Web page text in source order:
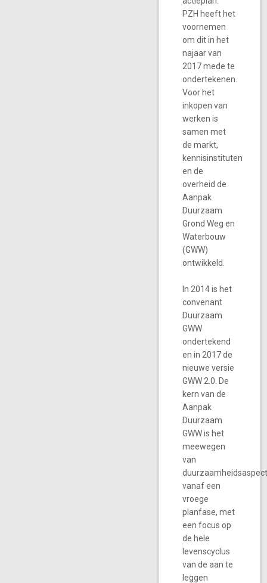
PZH heeft het
voornemen
om dit in het
najaar van
2017 mede te
ondertekenen.
Voor het
inkopen van
werken is
samen met
de markt,
kennisinstituten
en de
overheid de
Aanpak
Duurzaam
Grond Weg en
Waterbouw
(GWW)
ontwikkeld.
In 2014 is het
convenant
Duurzaam
GWW
ondertekend
en in 2017 de
nieuwe versie
GWW 2.0. De
kern van de
Aanpak
Duurzaam
GWW is het
meewegen
van
vanaf een
vroege
planfase, met
een focus op
de hele
levenscyclus
van de aan te
leggen